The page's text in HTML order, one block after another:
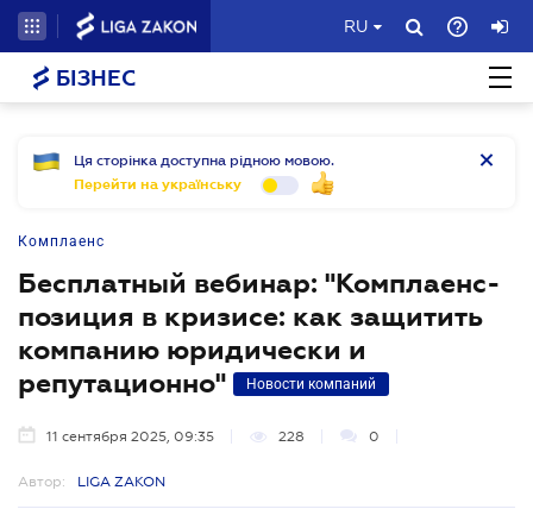
RU
БІЗНЕС
Ця сторінка доступна рідною мовою.
Перейти на українську
Комплаенс
Бесплатный вебинар: "Комплаенс-
позиция в кризисе: как защитить
компанию юридически и
репутационно"
Новости компаний
11 сентября 2025, 09:35 228 0
Автор: LIGA ZAKON